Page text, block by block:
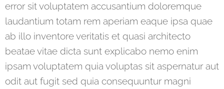
error sit voluptatem accusantium doloremque
laudantium totam rem aperiam eaque ipsa quae
ab illo inventore veritatis et quasi architecto
beatae vitae dicta sunt explicabo nemo enim
ipsam voluptatem quia voluptas sit aspernatur aut
odit aut fugit sed quia consequuntur magni